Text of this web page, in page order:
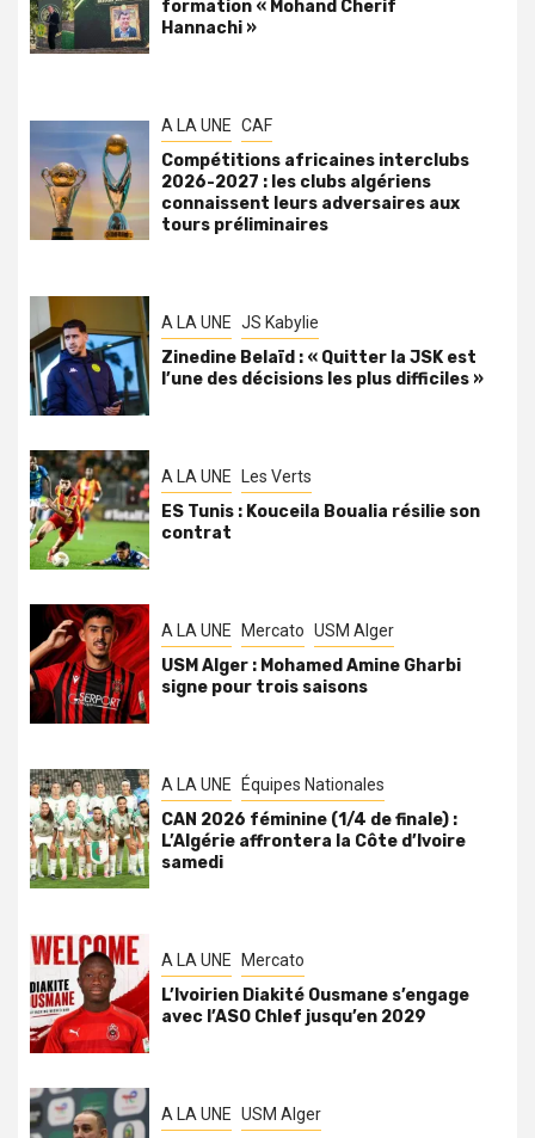
formation « Mohand Cherif
Hannachi »
A LA UNE CAF
Compétitions africaines interclubs
2026-2027 : les clubs algériens
connaissent leurs adversaires aux
tours préliminaires
A LA UNE JS Kabylie
Zinedine Belaïd : « Quitter la JSK est
l’une des décisions les plus difficiles »
A LA UNE Les Verts
ES Tunis : Kouceila Boualia résilie son
contrat
A LA UNE Mercato USM Alger
USM Alger : Mohamed Amine Gharbi
signe pour trois saisons
A LA UNE Équipes Nationales
CAN 2026 féminine (1/4 de finale) :
L’Algérie affrontera la Côte d’Ivoire
samedi
A LA UNE Mercato
L’Ivoirien Diakité Ousmane s’engage
avec l’ASO Chlef jusqu’en 2029
A LA UNE USM Alger